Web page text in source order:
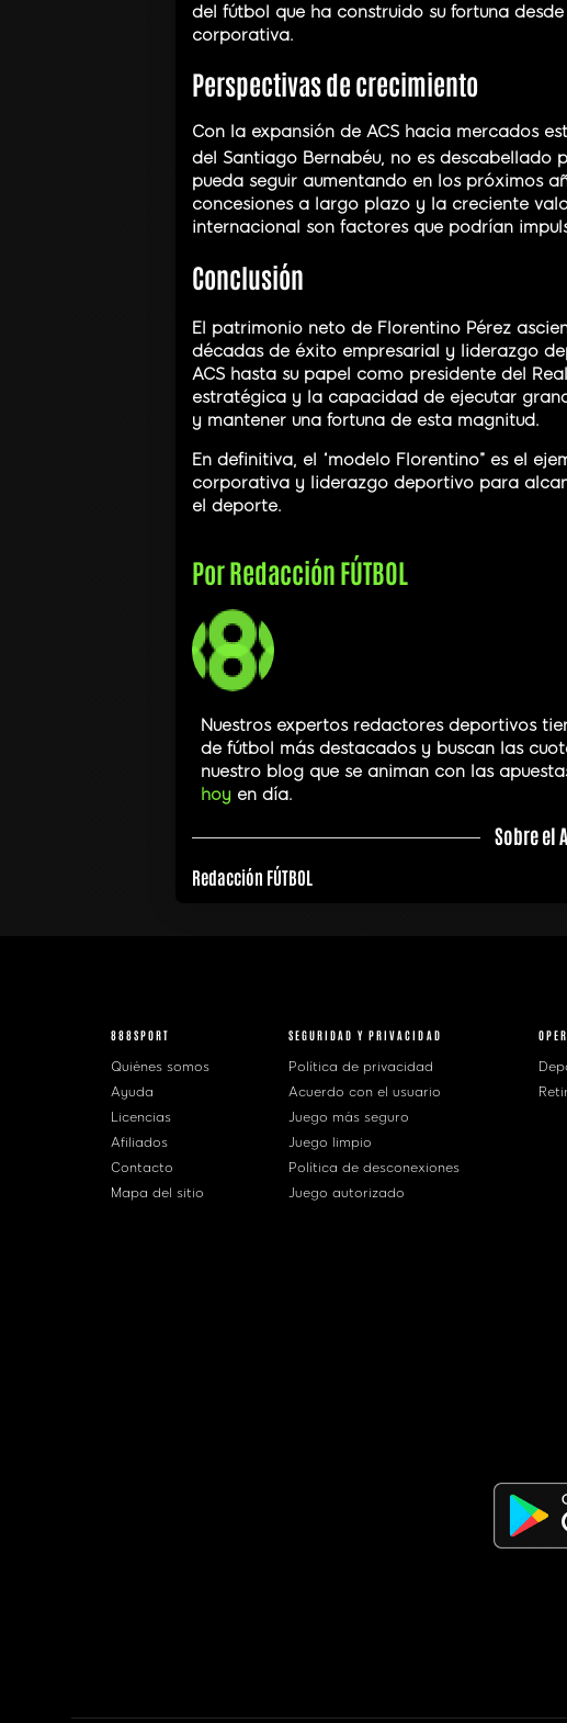
del fútbol que ha construido su fortuna
corporativa.
Perspectivas de crecimiento
Con la expansión de ACS hacia mercados
del Santiago Bernabéu, no es descabellado
pueda seguir aumentando en los próximos
concesiones a largo plazo y la creciente
internacional son factores que podrían
Conclusión
El patrimonio neto de Florentino Pérez
décadas de éxito empresarial y liderazgo
ACS hasta su papel como presidente del
estratégica y la capacidad de ejecutar
y mantener una fortuna de esta magnitud.
En definitiva, el “modelo Florentino” es el
corporativa y liderazgo deportivo para
el deporte.
PorRedacción FÚTBOL
Nuestros expertos redactores deportivos
de fútbol más destacados y buscan las
nuestro blog que se animan con las
hoyen día.
Sobre el
Redacción FÚTBOL
888SPORT
Quiénes somos
Ayuda
Licencias
Afiliados
Contacto
Mapa del sitio
SEGURIDAD Y PRIVACIDAD
Política de privacidad
Acuerdo con el usuario
Juego más seguro
Juego limpio
Política de desconexiones
Juego autorizado